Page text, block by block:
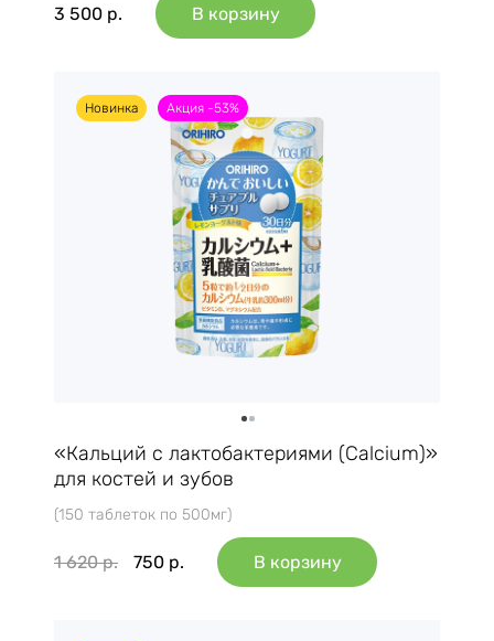
3 500 р. В корзину
Новинка Акция -53%
«Кальций с лактобактериями (Calcium)»
для костей и зубов
(150 таблеток по 500мг)
1 620р. 750 р. В корзину